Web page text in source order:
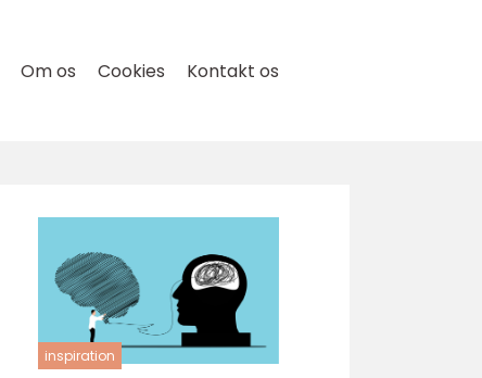
Om os Cookies Kontakt os
inspiration